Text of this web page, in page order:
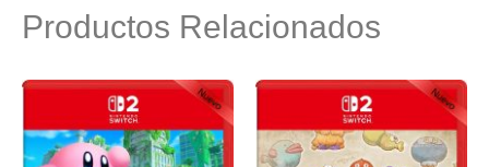
Productos Relacionados